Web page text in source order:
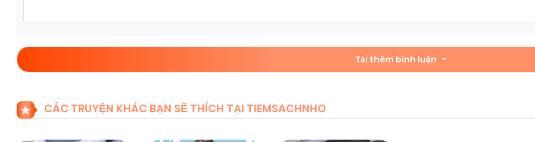
Tải thêm bình luận
CÁC TRUYỆN KHÁC BẠN SẼ THÍCH TẠI TIEMSACHNHO